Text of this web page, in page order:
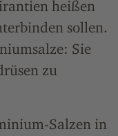
heißen
sollen.
Sie
zu
Salzen in